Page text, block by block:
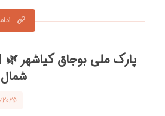
پارک ملی بوجاق کیاشهر
شمال
۲۲/